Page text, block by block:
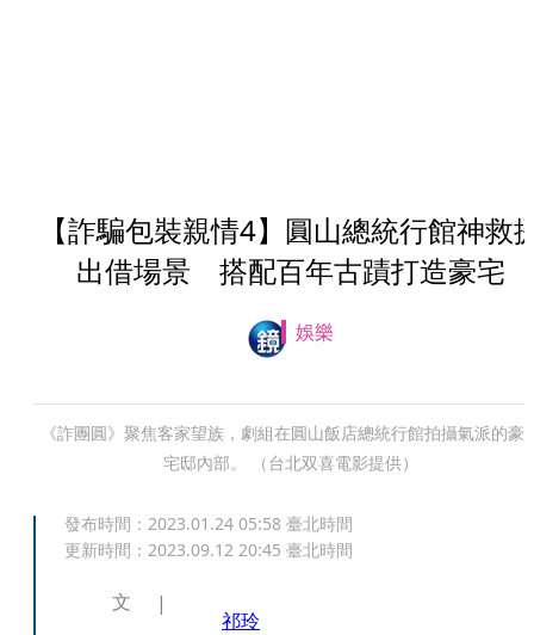
【詐騙包裝親情4】圓山總統行館神救
出借場景 搭配百年古蹟打造豪宅
娛樂
《詐團圓》聚焦客家望族，劇組在圓山飯店總統行館拍攝氣派的豪
宅邸內部。 （台北双喜電影提供）
發布時間： 2023.01.24 05:58 臺北時間
更新時間： 2023.09.12 20:45 臺北時間
文
祁玲